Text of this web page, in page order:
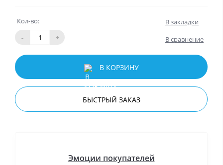
Кол-во:
-
+
В закладки
В сравнение
В КОРЗИНУ
БЫСТРЫЙ ЗАКАЗ
Эмоции покупателей